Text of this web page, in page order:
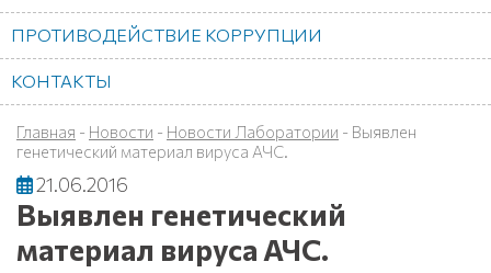
ПРОТИВОДЕЙСТВИЕ КОРРУПЦИИ
КОНТАКТЫ
Главная - Новости - Новости Лаборатории - Выявлен
генетический материал вируса АЧС.
21.06.2016
Выявлен генетический
материал вируса АЧС.